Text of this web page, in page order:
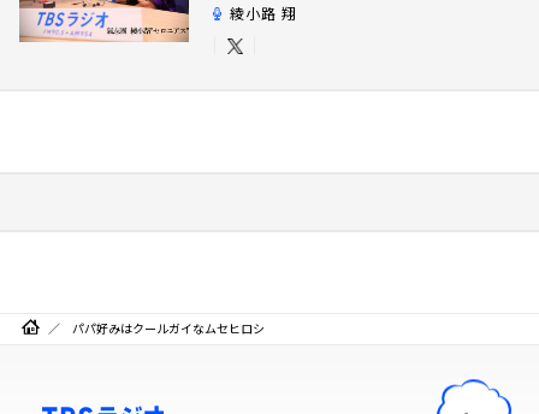
綾小路 翔
パパ好みはクールガイなムセヒロシ